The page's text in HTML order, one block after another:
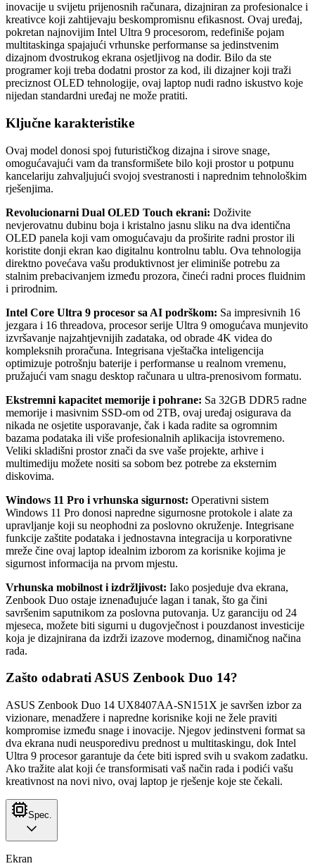
inovacije u svijetu prijenosnih računara, dizajniran za profesionalce i
kreativce koji zahtijevaju beskompromisnu efikasnost. Ovaj uređaj,
pokretan najnovijim Intel Ultra 9 procesorom, redefiniše pojam
multitaskinga spajajući vrhunske performanse sa jedinstvenim
dizajnom dvostrukog ekrana osjetljivog na dodir. Bilo da ste
programer koji treba dodatni prostor za kod, ili dizajner koji traži
preciznost OLED tehnologije, ovaj laptop nudi radno iskustvo koje
nijedan standardni uređaj ne može pratiti.
Ključne karakteristike
Ovaj model donosi spoj futurističkog dizajna i sirove snage,
omogućavajući vam da transformišete bilo koji prostor u potpunu
kancelariju zahvaljujući svojoj svestranosti i naprednim tehnološkim
rješenjima.
Revolucionarni Dual OLED Touch ekrani: Doživite
nevjerovatnu dubinu boja i kristalno jasnu sliku na dva identična
OLED panela koji vam omogućavaju da proširite radni prostor ili
koristite donji ekran kao digitalnu kontrolnu tablu. Ova tehnologija
direktno povećava vašu produktivnost jer eliminiše potrebu za
stalnim prebacivanjem između prozora, čineći radni proces fluidnim
i prirodnim.
Intel Core Ultra 9 procesor sa AI podrškom: Sa impresivnih 16
jezgara i 16 threadova, procesor serije Ultra 9 omogućava munjevito
izvršavanje najzahtjevnijih zadataka, od obrade 4K videa do
kompleksnih proračuna. Integrisana vještačka inteligencija
optimizuje potrošnju baterije i performanse u realnom vremenu,
pružajući vam snagu desktop računara u ultra-prenosivom formatu.
Ekstremni kapacitet memorije i pohrane: Sa 32GB DDR5 radne
memorije i masivnim SSD-om od 2TB, ovaj uređaj osigurava da
nikada ne osjetite usporavanje, čak i kada radite sa ogromnim
bazama podataka ili više profesionalnih aplikacija istovremeno.
Veliki skladišni prostor znači da sve vaše projekte, arhive i
multimediju možete nositi sa sobom bez potrebe za eksternim
diskovima.
Windows 11 Pro i vrhunska sigurnost: Operativni sistem
Windows 11 Pro donosi napredne sigurnosne protokole i alate za
upravljanje koji su neophodni za poslovno okruženje. Integrisane
funkcije zaštite podataka i jednostavna integracija u korporativne
mreže čine ovaj laptop idealnim izborom za korisnike kojima je
sigurnost informacija na prvom mjestu.
Vrhunska mobilnost i izdržljivost: Iako posjeduje dva ekrana,
Zenbook Duo ostaje iznenađujuće lagan i tanak, što ga čini
savršenim saputnikom za poslovna putovanja. Uz garanciju od 24
mjeseca, možete biti sigurni u dugovječnost i pouzdanost investicije
koja je dizajnirana da izdrži izazove modernog, dinamičnog načina
rada.
Zašto odabrati ASUS Zenbook Duo 14?
ASUS Zenbook Duo 14 UX8407AA-SN151X je savršen izbor za
vizionare, menadžere i napredne korisnike koji ne žele praviti
kompromise između snage i inovacije. Njegov jedinstveni format sa
dva ekrana nudi neusporedivu prednost u multitaskingu, dok Intel
Ultra 9 procesor garantuje da ćete biti ispred svih u svakom zadatku.
Ako tražite alat koji će transformisati vaš način rada i podići vašu
kreativnost na novi nivo, ovaj laptop je rješenje koje ste čekali.
Spec.
Ekran